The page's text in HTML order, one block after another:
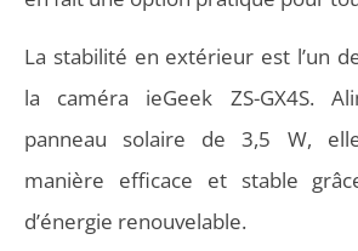
La stabilité en extérieur est l’un
la caméra ieGeek ZS-GX4S.
panneau solaire de 3,5 W,
manière efficace et stable
d’énergie renouvelable.